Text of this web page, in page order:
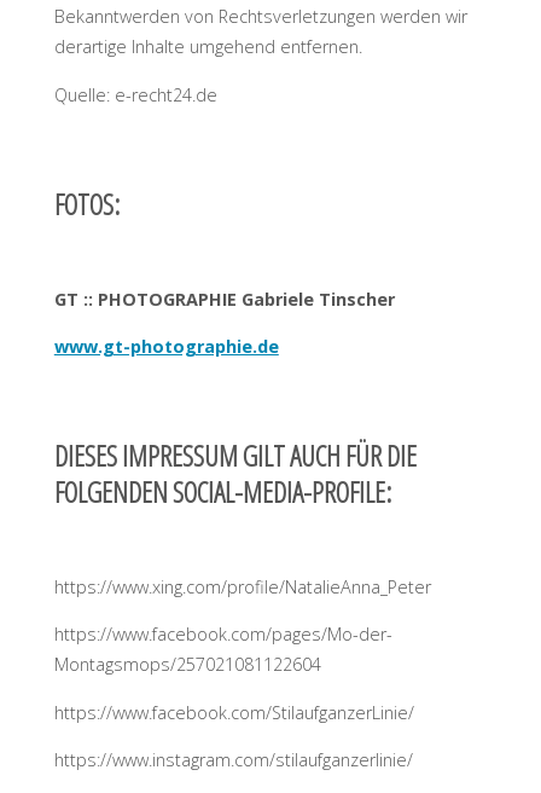
Bekanntwerden von Rechtsverletzungen werden wir
derartige Inhalte umgehend entfernen.
Quelle: e-recht24.de
FOTOS:
GT :: PHOTOGRAPHIE Gabriele Tinscher
www.gt-photographie.de
DIESES IMPRESSUM GILT AUCH FÜR DIE
FOLGENDEN SOCIAL-MEDIA-PROFILE:
https://www.xing.com/profile/NatalieAnna_Peter
https://www.facebook.com/pages/Mo-der-
Montagsmops/257021081122604
https://www.facebook.com/StilaufganzerLinie/
https://www.instagram.com/stilaufganzerlinie/